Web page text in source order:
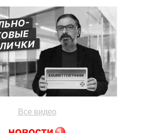
Все видео